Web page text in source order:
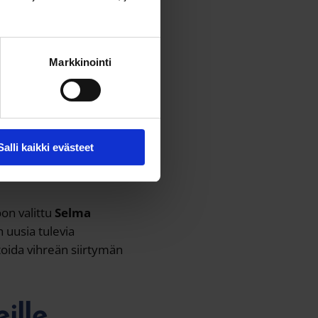
Markkinointi
kaikki evästeet
kokonaisia
ja kvantti;
ratkaista isoja
haasteita tai
lisäarvon työpaikkoja
valittu Selma
uusia tulevia
vihreän siirtymän